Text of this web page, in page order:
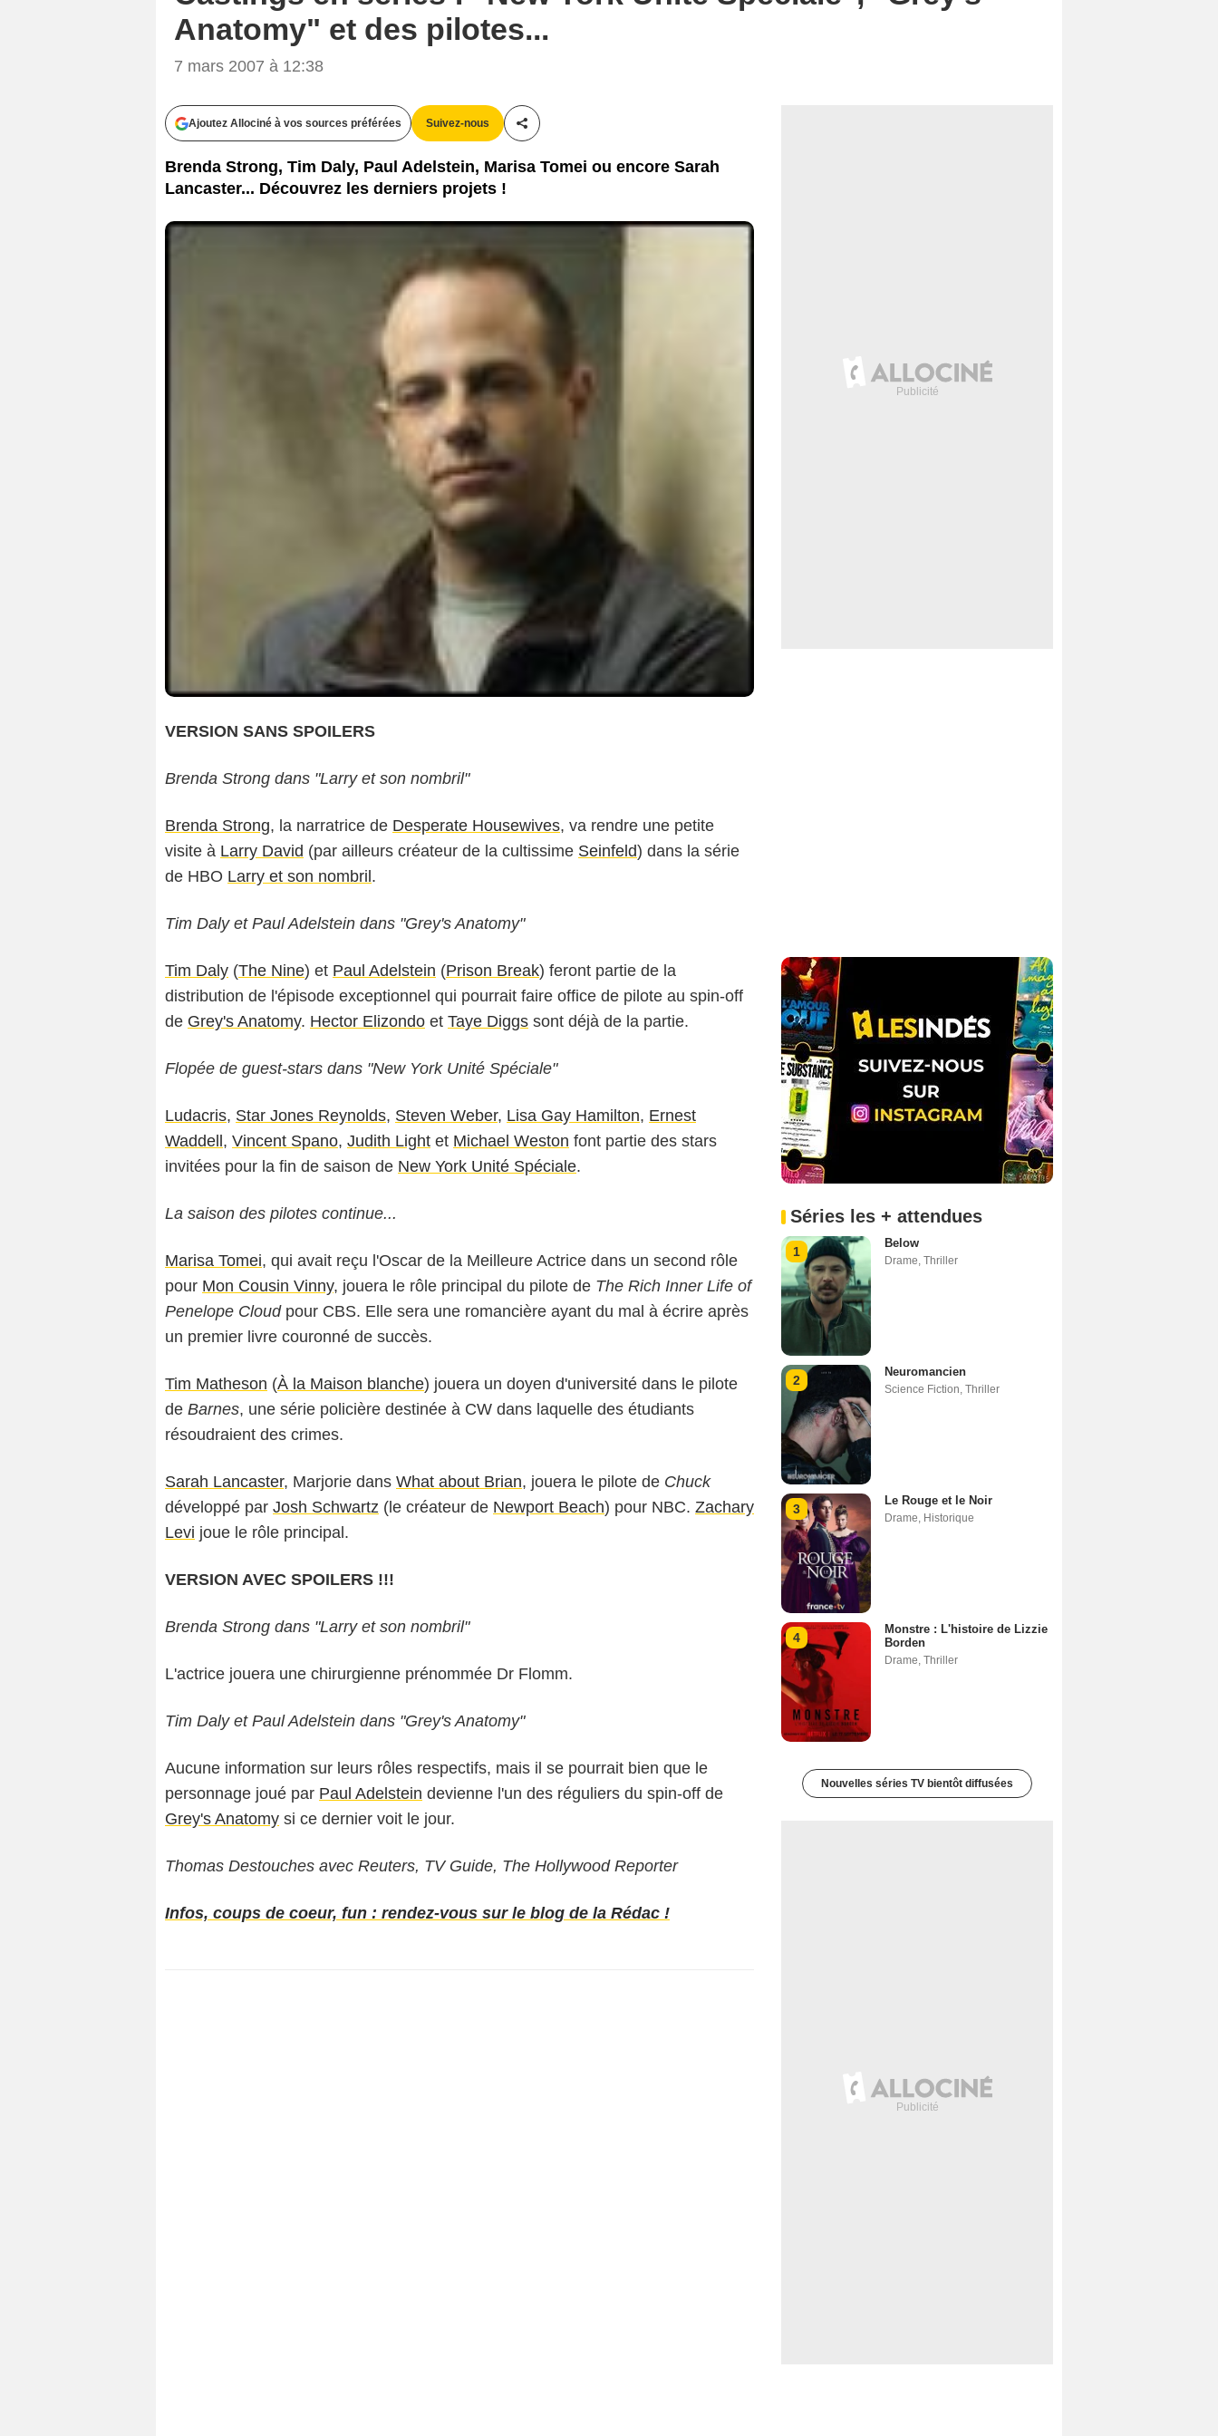
Anatomy" et des pilotes...
7 mars 2007 à 12:38
Ajoutez Allociné à vos sources préférées Suivez-nous
Partager cet article
Brenda Strong, Tim Daly, Paul Adelstein, Marisa Tomei ou encore Sarah
Lancaster... Découvrez les derniers projets !
VERSION SANS SPOILERS
Brenda Strong dans "Larry et son nombril"
Brenda Strong, la narratrice de Desperate Housewives, va rendre une petite
visite à Larry David (par ailleurs créateur de la cultissime Seinfeld) dans la série
de HBO Larry et son nombril.
Tim Daly et Paul Adelstein dans "Grey's Anatomy"
Tim Daly (The Nine) et Paul Adelstein (Prison Break) feront partie de la
distribution de l'épisode exceptionnel qui pourrait faire office de pilote au spin-off
de Grey's Anatomy. Hector Elizondo et Taye Diggs sont déjà de la partie.
Flopée de guest-stars dans "New York Unité Spéciale"
Ludacris, Star Jones Reynolds, Steven Weber, Lisa Gay Hamilton, Ernest
Waddell, Vincent Spano, Judith Light et Michael Weston font partie des stars
invitées pour la fin de saison de New York Unité Spéciale.
La saison des pilotes continue...
Marisa Tomei, qui avait reçu l'Oscar de la Meilleure Actrice dans un second rôle
pour Mon Cousin Vinny, jouera le rôle principal du pilote de The Rich Inner Life of
Penelope Cloudpour CBS. Elle sera une romancière ayant du mal à écrire après
un premier livre couronné de succès.
Tim Matheson (À la Maison blanche) jouera un doyen d'université dans le pilote
de Barnes, une série policière destinée à CW dans laquelle des étudiants
résoudraient des crimes.
Sarah Lancaster, Marjorie dans What about Brian, jouera le pilote de Chuck
développé par Josh Schwartz (le créateur de Newport Beach) pour NBC. Zachary
Levi joue le rôle principal.
VERSION AVEC SPOILERS !!!
Brenda Strong dans "Larry et son nombril"
L'actrice jouera une chirurgienne prénommée Dr Flomm.
Tim Daly et Paul Adelstein dans "Grey's Anatomy"
Aucune information sur leurs rôles respectifs, mais il se pourrait bien que le
personnage joué par Paul Adelstein devienne l'un des réguliers du spin-off de
Grey's Anatomy si ce dernier voit le jour.
Thomas Destouches avec Reuters, TV Guide, The Hollywood Reporter
Infos, coups de coeur, fun : rendez-vous sur le blog de la Rédac !
Séries les + attendues
1
Below
Drame Thriller
2
Neuromancien
Science Fiction Thriller
3
Le Rouge et le Noir
Drame Historique
4
Monstre : L'histoire de Lizzie
Borden
Drame Thriller
Nouvelles séries TV bientôt diffusées